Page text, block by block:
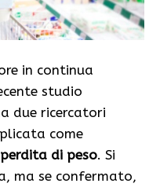
in continua
studio
due ricercatori
come
di peso. Si
ma se confermato,